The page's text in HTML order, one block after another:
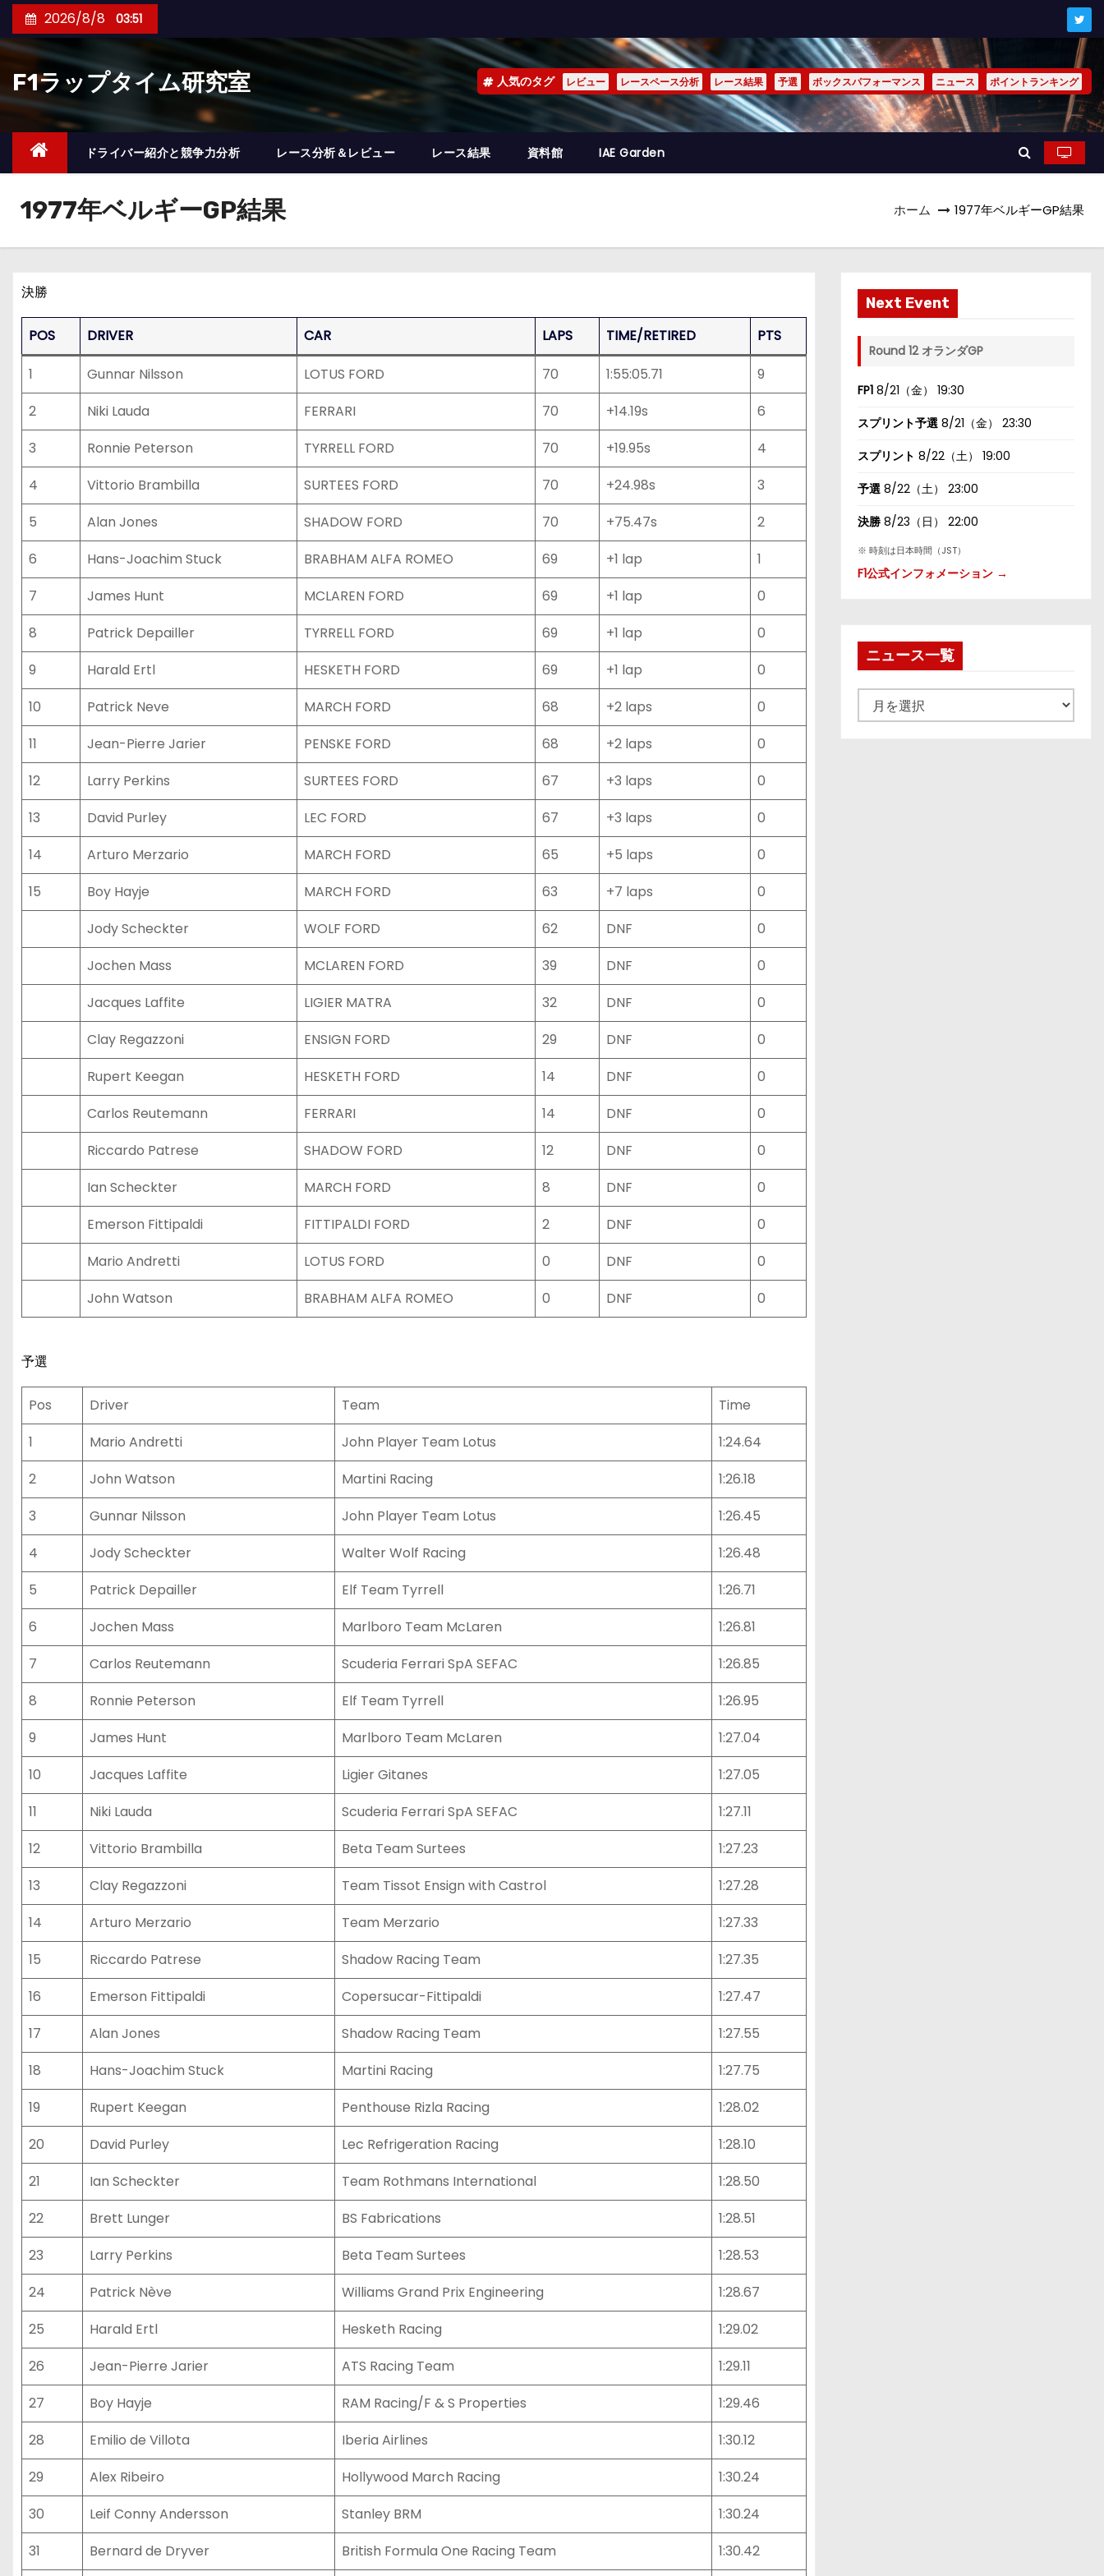
ン
ツ
キ
2026/8/8 03:51
F1ラップタイム研究室 人気のタグ レビュー レースペース分析 レース結果 予選 ボックスパフォーマンス ニュース ポイントランキング
ドライバー紹介と競争力分析 レース分析＆レビュー レース結果 資料館 IAE Garden
1977年ベルギーGP結果 ホーム 1977年ベルギーGP結果
決勝
POS DRIVER CAR LAPS TIME/RETIRED PTS
1 Gunnar Nilsson LOTUS FORD 70 1:55:05.71
9
2
Niki Lauda FERRARI 70 +14.19s
6
3
Ronnie Peterson TYRRELL FORD 70 +19.95s
4
4
Vittorio Brambilla SURTEES FORD 70 +24.98s
3
5
Alan Jones SHADOW FORD 70 +75.47s
2
6
Hans-Joachim Stuck BRABHAM ALFA ROMEO 69 +1 lap
1
7
James Hunt MCLAREN FORD 69 +1 lap
0
8
Patrick Depailler TYRRELL FORD 69 +1 lap
0
9
Harald Ertl HESKETH FORD 69 +1 lap
0
10
Patrick Neve MARCH FORD 68 +2 laps
0
11
Jean-Pierre Jarier PENSKE FORD 68 +2 laps
0
12
Larry Perkins SURTEES FORD 67 +3 laps
0
13
David Purley LEC FORD 67 +3 laps
0
14
Arturo Merzario MARCH FORD 65 +5 laps
0
15
Boy Hayje MARCH FORD 63 +7 laps
0
Jody Scheckter
WOLF FORD 62 DNF
0
Jochen Mass
MCLAREN FORD 39 DNF
0
Jacques Laffite
LIGIER MATRA 32 DNF
0
Clay Regazzoni
ENSIGN FORD 29 DNF
0
Rupert Keegan
HESKETH FORD 14 DNF
0
Carlos Reutemann
FERRARI 14 DNF
0
Riccardo Patrese
SHADOW FORD 12 DNF
0
Ian Scheckter
MARCH FORD 8 DNF
0
Emerson Fittipaldi
FITTIPALDI FORD 2 DNF
0
Mario Andretti
LOTUS FORD 0 DNF
0
John Watson
BRABHAM ALFA ROMEO 0 DNF 0
予選
Pos Driver Team
Time
1
Mario Andretti John Player Team Lotus
1:24.64
2
John Watson Martini Racing
1:26.18
3
Gunnar Nilsson John Player Team Lotus
1:26.45
4
Jody Scheckter Walter Wolf Racing
1:26.48
5
Patrick Depailler Elf Team Tyrrell
1:26.71
6
Jochen Mass Marlboro Team McLaren
1:26.81
7
Carlos Reutemann Scuderia Ferrari SpA SEFAC
1:26.85
8
Ronnie Peterson Elf Team Tyrrell
1:26.95
9
James Hunt Marlboro Team McLaren
1:27.04
10
Jacques Laffite Ligier Gitanes
1:27.05
11
Niki Lauda Scuderia Ferrari SpA SEFAC
1:27.11
12
Vittorio Brambilla Beta Team Surtees
1:27.23
13
Clay Regazzoni Team Tissot Ensign with Castrol
1:27.28
14
Arturo Merzario Team Merzario
1:27.33
15
Riccardo Patrese Shadow Racing Team
1:27.35
16
Emerson Fittipaldi Copersucar-Fittipaldi
1:27.47
17
Alan Jones Shadow Racing Team
1:27.55
18
Hans-Joachim Stuck Martini Racing
1:27.75
19
Rupert Keegan Penthouse Rizla Racing
1:28.02
20
David Purley Lec Refrigeration Racing
1:28.10
21
Ian Scheckter Team Rothmans International
1:28.50
22
Brett Lunger BS Fabrications
1:28.51
23
Larry Perkins Beta Team Surtees
1:28.53
24
Patrick Nève Williams Grand Prix Engineering
1:28.67
25
Harald Ertl Hesketh Racing
1:29.02
26
Jean-Pierre Jarier ATS Racing Team
1:29.11
27
Boy Hayje RAM Racing/F & S Properties
1:29.46
28
Emilio de Villota Iberia Airlines
1:30.12
29
Alex Ribeiro Hollywood March Racing
1:30.24
30
Leif Conny Andersson Stanley BRM
1:30.24
31
Bernard de Dryver British Formula One Racing Team 1:30.42
Next Event
Round 12 オランダGP
FP1 8/21（金） 19:30
スプリント予選 8/21（金） 23:30
スプリント 8/22（土） 19:00
予選 8/22（土） 23:00
決勝 8/23（日） 22:00
※ 時刻は日本時間（JST）
F1公式インフォメーション →
ニュース一覧
ュ